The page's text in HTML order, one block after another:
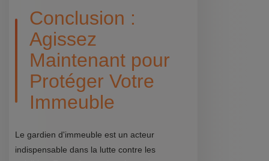
Conclusion :
Agissez
Maintenant pour
Protéger Votre
Immeuble
Le gardien d'immeuble est un acteur
indispensable dans la lutte contre les